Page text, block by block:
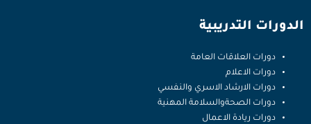
الدورات التدريبية
دورات العلاقات العامة
دورات الاعلام
دورات الارشاد الاسري والنفسي
دورات الصحةوالسلامة المهنية
دورات ريادة الاعمال